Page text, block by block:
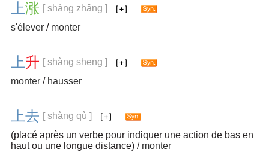
上涨 [ shàng zhǎng ]
s'élever / monter
上升 [ shàng shēng ]
monter / hausser
上去 [ shàng qù ]
(placé après un verbe pour indiquer une action de bas en
haut ou une longue distance) / monter